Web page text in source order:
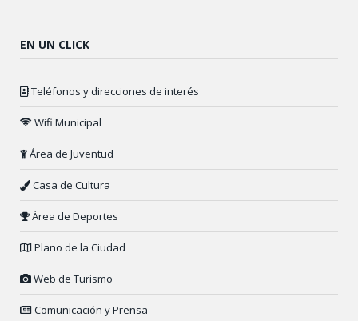
EN UN CLICK
Teléfonos y direcciones de interés
Wifi Municipal
Área de Juventud
Casa de Cultura
Área de Deportes
Plano de la Ciudad
Web de Turismo
Comunicación y Prensa